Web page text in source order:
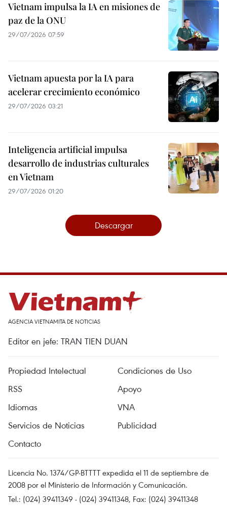
Vietnam impulsa la IA en misiones de
paz de la ONU
29/07/2026 07:59
Vietnam apuesta por la IA para
acelerar crecimiento económico
29/07/2026 03:21
Inteligencia artificial impulsa
desarrollo de industrias culturales
en Vietnam
29/07/2026 01:20
Descargar
AGENCIA VIETNAMITA DE NOTICIAS
Editor en jefe: TRAN TIEN DUAN
Propiedad Intelectual
Condiciones de Uso
RSS
Apoyo
Idiomas
VNA
Servicios de Noticias
Publicidad
Contacto
Licencia No. 1374/GP-BTTTT expedida el 11 de septiembre de
2008 por el Ministerio de Información y Comunicación.
Tel.: (024) 39411349 - (024) 39411348, Fax: (024) 39411348